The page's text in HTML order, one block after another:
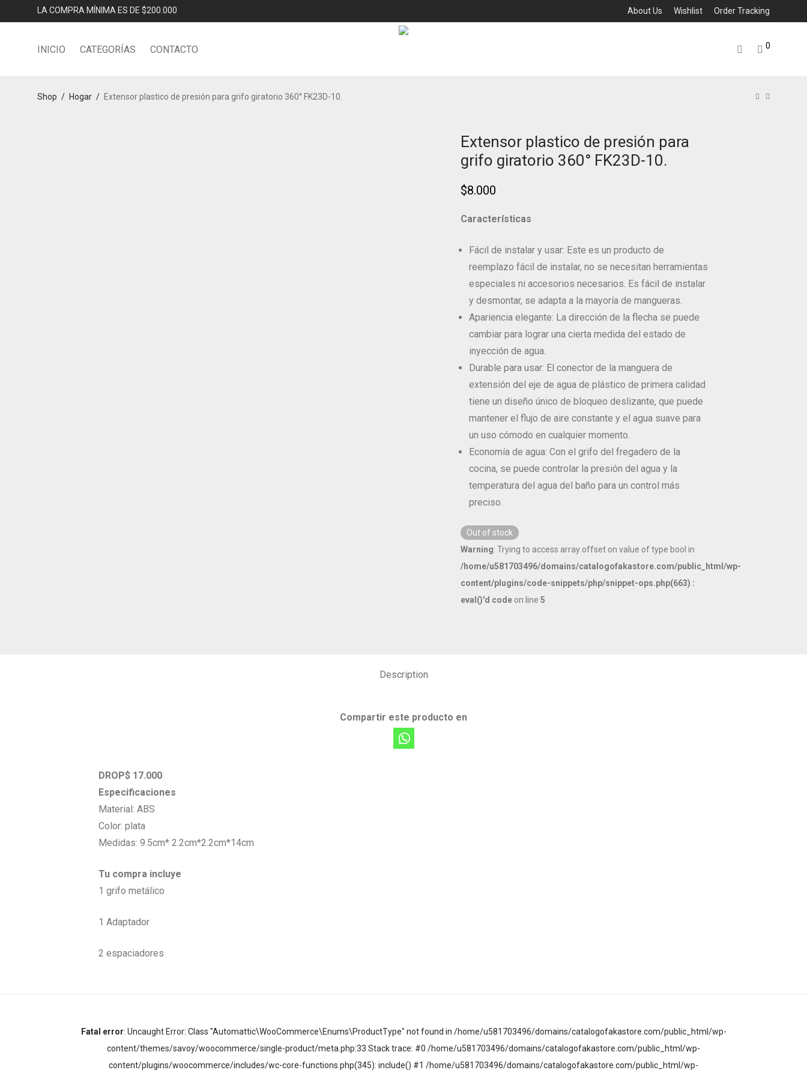
LA COMPRA MÍNIMA ES DE $200.000 About Us Wishlist Order Tracking
INICIO CATEGORÍAS CONTACTO 0
Shop / Hogar / Extensor plastico de presión para grifo giratorio 360° FK23D-10.
Extensor plastico de presión para
grifo giratorio 360° FK23D-10.
$8.000
Características
Fácil de instalar y usar: Este es un producto de
reemplazo fácil de instalar, no se necesitan herramientas
especiales ni accesorios necesarios. Es fácil de instalar
y desmontar, se adapta a la mayoría de mangueras.
Apariencia elegante: La dirección de la flecha se puede
cambiar para lograr una cierta medida del estado de
inyección de agua.
Durable para usar: El conector de la manguera de
extensión del eje de agua de plástico de primera calidad
tiene un diseño único de bloqueo deslizante, que puede
mantener el flujo de aire constante y el agua suave para
un uso cómodo en cualquier momento.
Economía de agua: Con el grifo del fregadero de la
cocina, se puede controlar la presión del agua y la
temperatura del agua del baño para un control más
preciso.
Out of stock
Warning: Trying to access array offset on value of type bool in
/home/u581703496/domains/catalogofakastore.com/public_html/wp-
content/plugins/code-snippets/php/snippet-ops.php(663) :
eval()'d code on line 5
Description
Compartir este producto en
DROP$ 17.000
Especificaciones
Material: ABS
Color: plata
Medidas: 9.5cm* 2.2cm*2.2cm*14cm
Tu compra incluye
1 grifo metálico
1 Adaptador
2 espaciadores
Fatal error: Uncaught Error: Class "Automattic\WooCommerce\Enums\ProductType" not found in /home/u581703496/domains/catalogofakastore.com/public_html/wp-
content/themes/savoy/woocommerce/single-product/meta.php:33 Stack trace: #0 /home/u581703496/domains/catalogofakastore.com/public_html/wp-
content/plugins/woocommerce/includes/wc-core-functions.php(345): include() #1 /home/u581703496/domains/catalogofakastore.com/public_html/wp-